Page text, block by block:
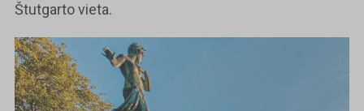
Štutgarto vieta.